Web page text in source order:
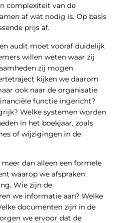
complexiteit van de
af wat nodig is. Op basis
prijs af.
audit moet vooraf duidelijk
willen weten waar zij
zij mogen
kijken we daarom
ook naar de organisatie
functie ingericht?
Welke systemen worden
in het boekjaar, zoals
of wijzigingen in de
dan alleen een formele
waarop we afspraken
Wie zijn de
we informatie aan? Welke
documenten zijn in de
we ervoor dat de